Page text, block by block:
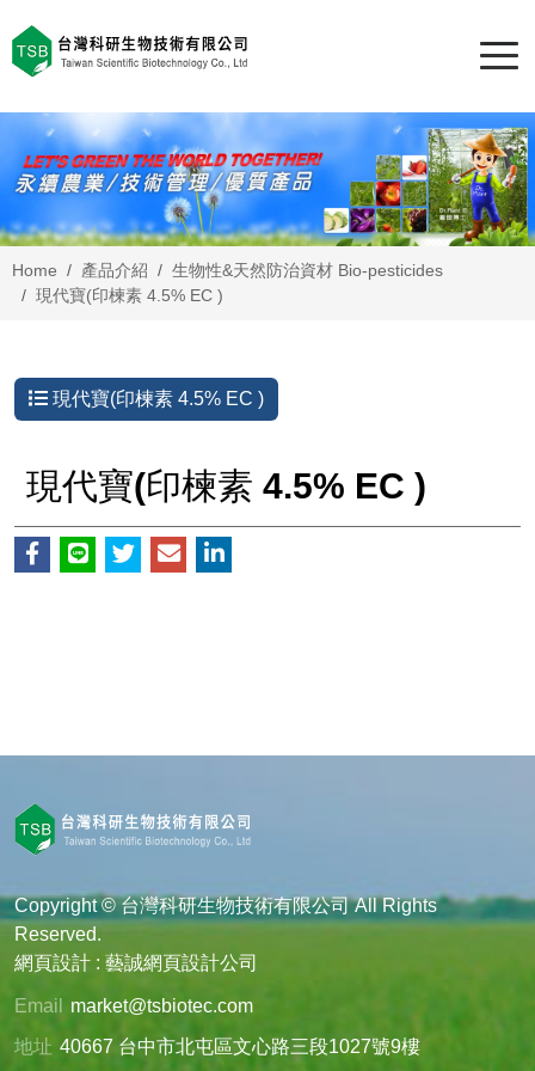
Home 產品介紹
生物性&天然防治資材 Bio-pesticides
現代寶(印楝素 4.5% EC )
現代寶(印楝素 4.5% EC )
現代寶(印楝素 4.5% EC )
Copyright © 台灣科研生物技術有限公司 All Rights
Reserved.
網頁設計 : 藝誠網頁設計公司
Email
market@tsbiotec.com
地址 40667 台中市北屯區文心路三段1027號9樓